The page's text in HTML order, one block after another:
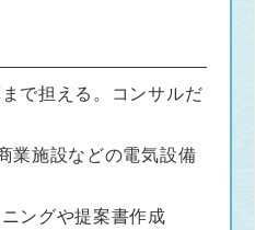
で担える。コンサルだ
業施設などの電気設備
ングや提案書作成